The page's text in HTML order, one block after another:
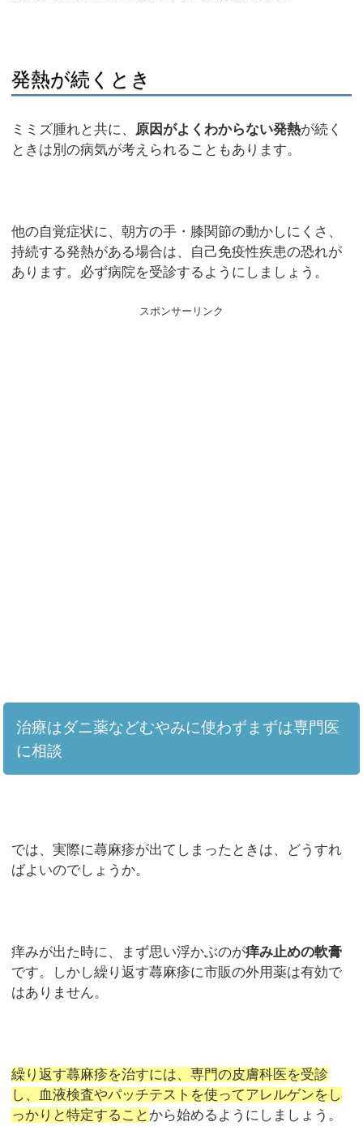
発熱が続くとき
ミミズ腫れと共に、 原因がよくわからない発熱が続く
ときは別の病気が考えられることもあります。
他の自覚症状に、朝方の手・膝関節の動かしにくさ、
持続する発熱がある場合は、自己免疫性疾患の恐れが
あります。必ず病院を受診するようにしましょう。
スポンサーリンク
治療はダニ薬などむやみに使わずまずは専門医
に相談
では、実際に蕁麻疹が出てしまったときは、どうすれ
ばよいのでしょうか。
痒みが出た時に、まず思い浮かぶのが痒み止めの軟膏
です。しかし繰り返す蕁麻疹に市販の外用薬は有効で
はありません。
繰り返す蕁麻疹を治すには、専門の皮膚科医を受診
し、血液検査やパッチテストを使ってアレルゲンをし
っかりと特定すること から始めるようにしましょう。